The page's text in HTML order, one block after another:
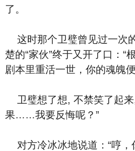
了。
这时那个卫璧曾见过一次
楚的“家伙”终于又开了口：“
剧本里重活一世，你的魂魄
卫璧想了想, 不禁笑了起来
果……我要反悔呢？”
对方冷冰冰地说道：“哼，